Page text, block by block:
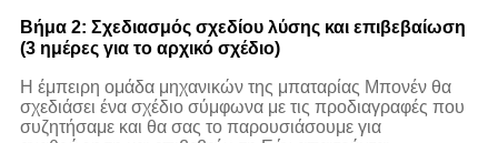
Βήμα 2: Σχεδιασμός σχεδίου λύσης και επιβεβαίωση
(3 ημέρες για το αρχικό σχέδιο)
Η έμπειρη ομάδα μηχανικών της μπαταρίας Μπονέν θα
σχεδιάσει ένα σχέδιο σύμφωνα με τις προδιαγραφές που
συζητήσαμε και θα σας το παρουσιάσουμε για